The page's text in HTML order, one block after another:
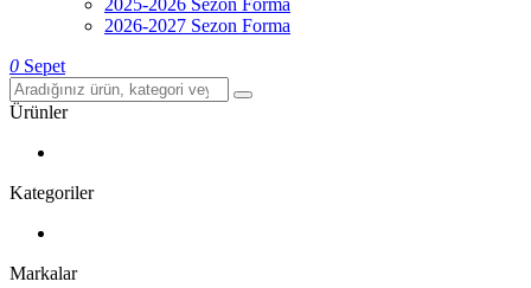
2025-2026 Sezon Forma
2026-2027 Sezon Forma
0 Sepet
Ürünler
Kategoriler
Markalar